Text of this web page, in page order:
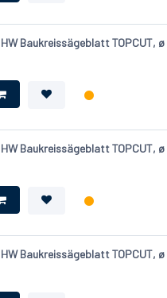
HW Baukreissägeblatt TOPCUT,
HW Baukreissägeblatt TOPCUT,
HW Baukreissägeblatt TOPCUT,